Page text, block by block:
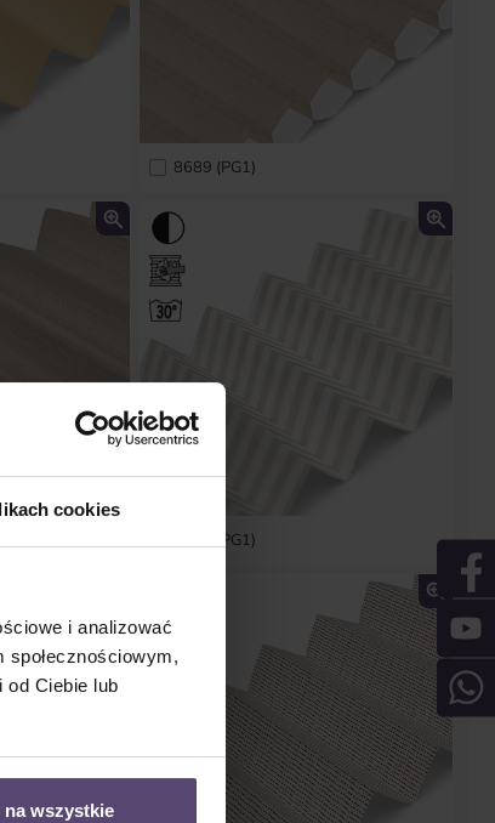
cookies
i analizować
od Ciebie lub
na wszystkie
8689 (PG1)
3109 (PG1)